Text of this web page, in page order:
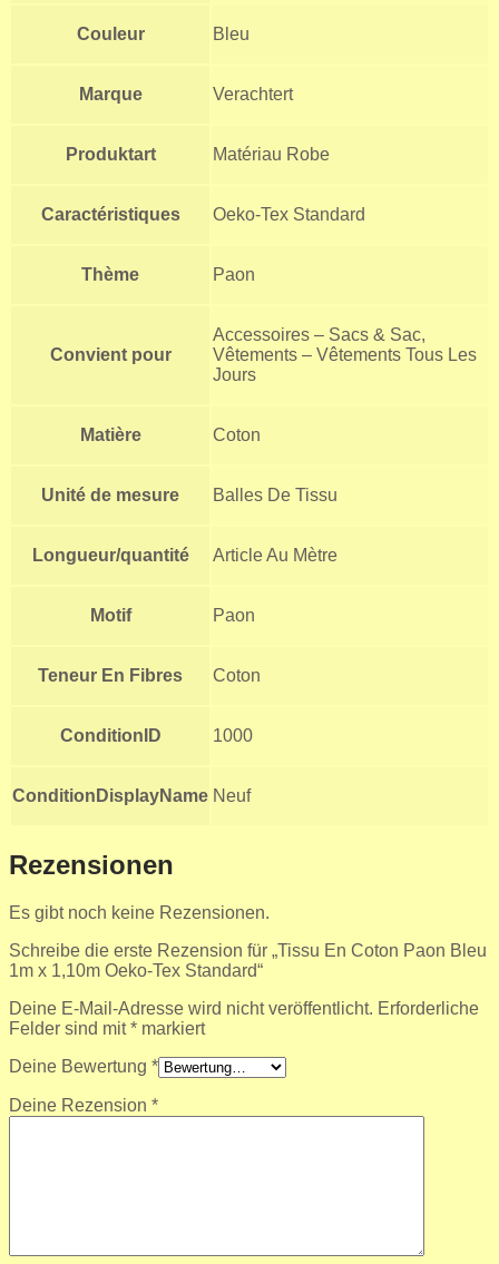
Couleur Bleu
Marque Verachtert
Produktart Matériau Robe
Caractéristiques Oeko-Tex Standard
Thème Paon
Convient pour
Accessoires – Sacs & Sac,
Vêtements – Vêtements Tous Les
Jours
Matière Coton
Unité de mesure Balles De Tissu
Longueur/quantité Article Au Mètre
Motif Paon
Teneur En Fibres Coton
ConditionID 1000
ConditionDisplayName Neuf
Rezensionen
Es gibt noch keine Rezensionen.
Schreibe die erste Rezension für „Tissu En Coton Paon Bleu
1m x 1,10m Oeko-Tex Standard“
Deine E-Mail-Adresse wird nicht veröffentlicht. Erforderliche
Felder sind mit* markiert
Deine Bewertung *
Deine Rezension *